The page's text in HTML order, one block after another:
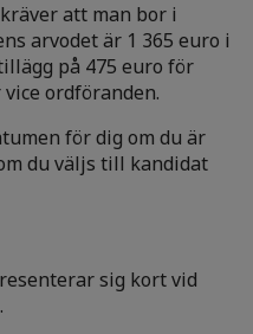
att man bor i
arvodet är 1 365 euro i
på 475 euro för
ordföranden.
för dig om du är
du väljs till kandidat
sig kort vid